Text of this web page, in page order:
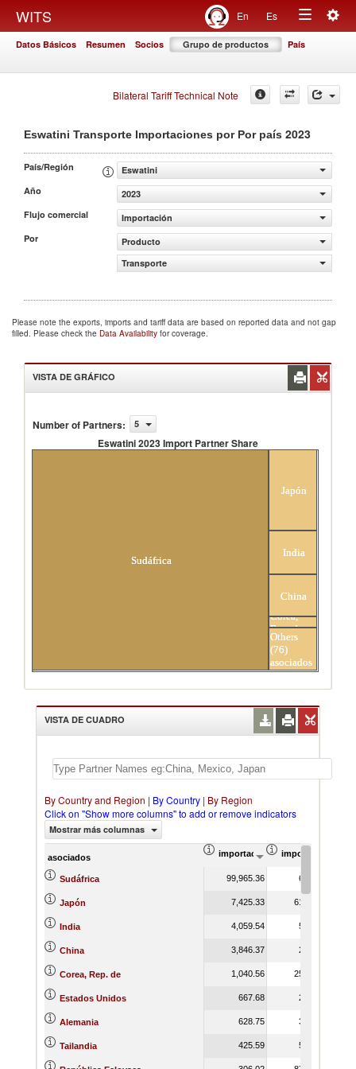
WITS En Es
Toggle
Datos Básicos Resumen Socios Grupo de productos País
Bilateral Tariff Technical Note
Eswatini Transporte Importaciones por Por país 2023
País/Región
Eswatini
Año
2023
Flujo comercial
Importación
Por
Producto
Transporte
Please note the exports, imports and tariff data are based on reported data and not gap
filled. Please check the Data Availability for coverage.
VISTA DE GRÁFICO
Number of Partners: 5
Eswatini 2023 Import Partner Share
Sudáfrica
Japón
India
China
Corea,
Rep. de
Others
(76)
asociados
VISTA DE CUADRO
By Country and Region | By Country | By Region
Click on "Show more columns" to add or remove indicators
Mostrar más columnas
asociados importación Valor del comercio
importación
Sudáfrica 99,965.36 6.65
Japón 7,425.33 61.06
India 4,059.54 5.61
China 3,846.37 2.49
Corea, Rep. de 1,040.56 25.75
Estados Unidos 667.68 2.12
Alemania 628.75 3.36
Tailandia 425.59 5.42